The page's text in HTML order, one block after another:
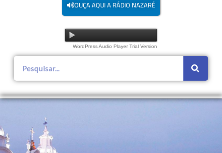
OUÇA AQUI A RÁDIO NAZARÉ
WordPress Audio Player Trial Version